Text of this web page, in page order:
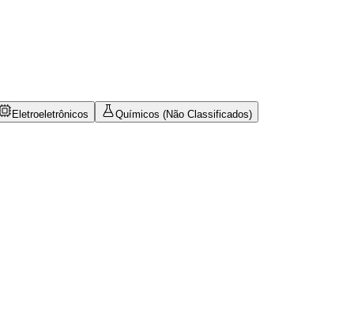
Eletroeletrônicos
Químicos (Não Classificados)